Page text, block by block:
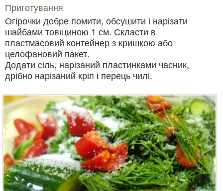
Приготування
Огірочки добре помити, обсушити і нарізати
шайбами ​​товщиною 1 см. Скласти в
пластмасовий контейнер з кришкою або
целофановий пакет.
Додати сіль, нарізаний пластинками часник,
дрібно нарізаний кріп і перець чилі.